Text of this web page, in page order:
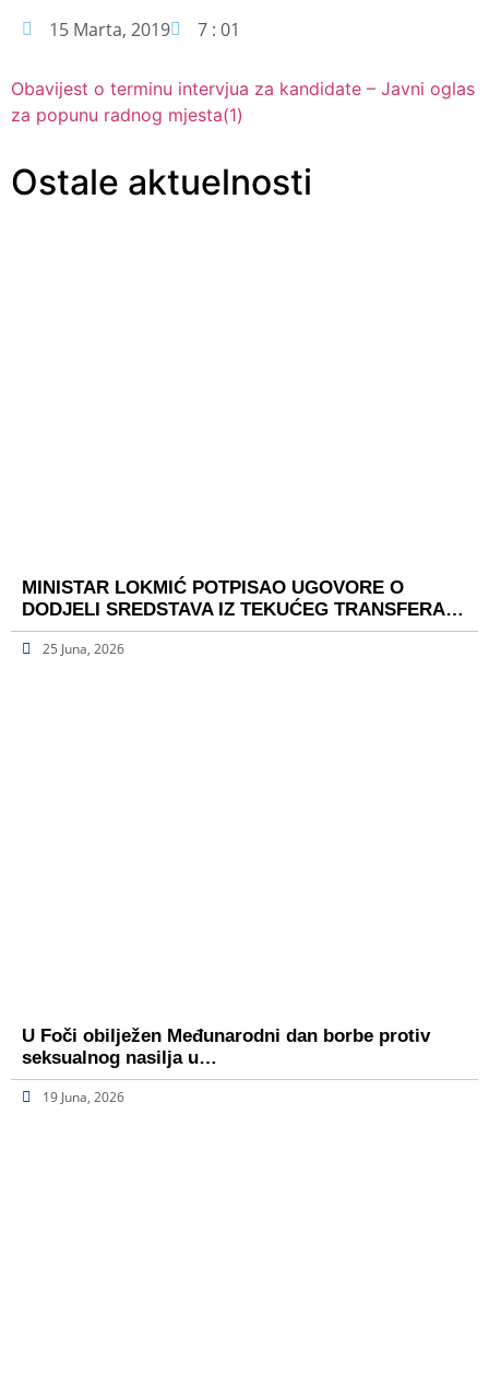
15 Marta, 2019 7 : 01
Obavijest o terminu intervjua za kandidate – Javni oglas
za popunu radnog mjesta(1)
Ostale aktuelnosti
MINISTAR LOKMIĆ POTPISAO UGOVORE O
DODJELI SREDSTAVA IZ TEKUĆEG TRANSFERA…
25 Juna, 2026
U Foči obilježen Međunarodni dan borbe protiv
seksualnog nasilja u…
19 Juna, 2026